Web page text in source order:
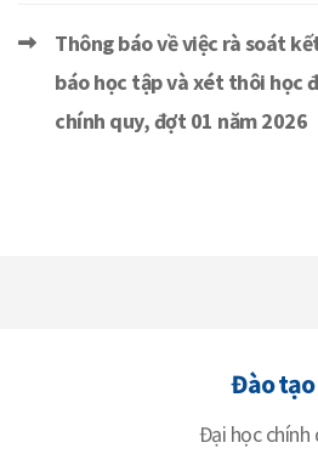
Thông báo về việc rà soát
báo học tập và xét thôi học
chính quy, đợt 01 năm 2026
Đào tạo
Đại học chính